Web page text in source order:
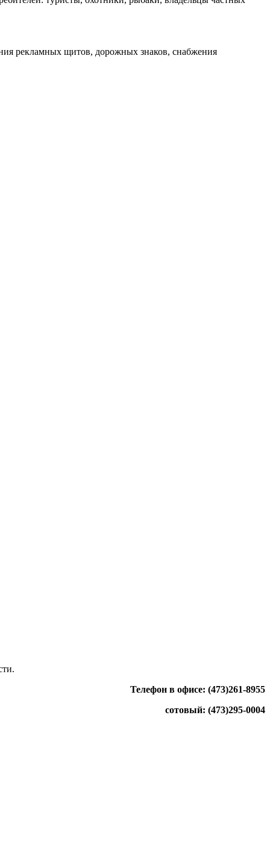
рекламных щитов, дорожных знаков, снабжения
Телефон в офисе: (473)261-8955
сотовый: (473)295-0004